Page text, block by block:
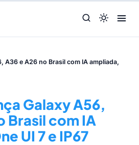
A36 e A26 no Brasil com IA ampliada,
Galaxy A56,
Brasil com IA
UI 7 e IP67